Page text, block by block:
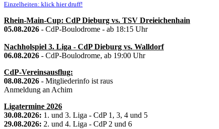
Einzelheiten: klick hier druff!
Rhein-Main-Cup: CdP Dieburg vs. TSV Dreieichenhain
05.08.2026 - CdP-Boulodrome - ab 18:15 Uhr
Nachholspiel 3. Liga - CdP Dieburg vs. Walldorf
06.08.2026 - CdP-Boulodrome, ab 19:00 Uhr
CdP-Vereinsausflug:
08.08.2026 - Mitgliederinfo ist raus
Anmeldung an Achim
Ligatermine 2026
30.08.2026: 1. und 3. Liga - CdP 1, 3, 4 und 5
29.08.2026: 2. und 4. Liga - CdP 2 und 6